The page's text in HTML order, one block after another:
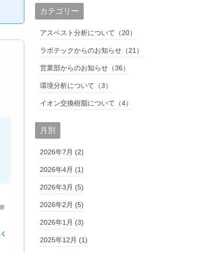
カテゴリー
アスベスト分析について（20）
ラボテックからのお知らせ（21）
営業部からのお知らせ（36）
環境分析について（3）
イオン交換樹脂について（4）
月別
2026年7月 (2)
2026年4月 (1)
2026年3月 (5)
2026年2月 (5)
2026年1月 (3)
2025年12月 (1)